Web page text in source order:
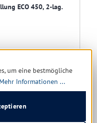
ECO 450, 2-lag.
Ab21,12 € *
um eine bestmögliche
Mehr Informationen ...